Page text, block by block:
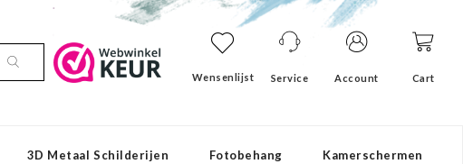
Wensenlijst Service Account Cart
3D Metaal Schilderijen Fotobehang Kamerschermen